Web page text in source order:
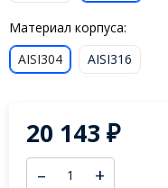
Материал корпуса:
AISI304
AISI316
20 143₽
– +